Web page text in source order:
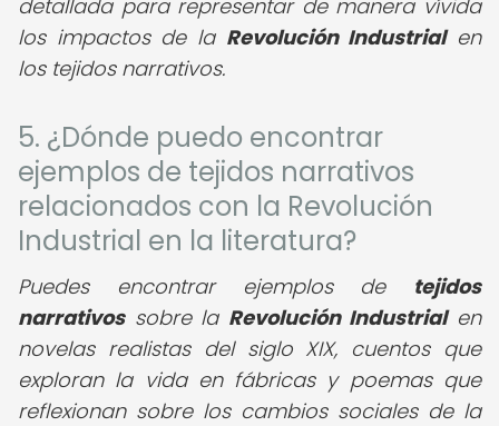
detallada para representar de manera vívida
los impactos de la Revolución Industrialen
los tejidos narrativos.
5. ¿Dónde puedo encontrar
ejemplos de tejidos narrativos
relacionados con la Revolución
Industrial en la literatura?
Puedes encontrar ejemplos de tejidos
narrativossobre la Revolución Industrialen
novelas realistas del siglo XIX, cuentos que
exploran la vida en fábricas y poemas que
reflexionan sobre los cambios sociales de la